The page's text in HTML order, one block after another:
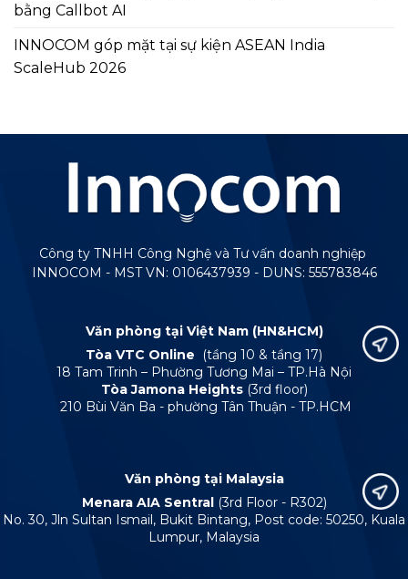
bằng Callbot AI
INNOCOM góp mặt tại sự kiện ASEAN India
ScaleHub 2026
Công ty TNHH Công Nghệ và Tư vấn doanh nghiệp
INNOCOM - MST VN: 0106437939 - DUNS: 555783846
Văn phòng tại Việt Nam (HN&HCM)
Tòa VTC Online
(tầng 10 & tầng 17)
18 Tam Trinh – Phường Tương Mai – TP.Hà Nội
Tòa Jamona Heights (3rd floor)
210 Bùi Văn Ba - phường Tân Thuận - TP.HCM
Văn phòng tại Malaysia
Menara AIA Sentral (3rd Floor - R302)
No. 30, Jln Sultan Ismail, Bukit Bintang, Post code: 50250, Kuala
Lumpur, Malaysia